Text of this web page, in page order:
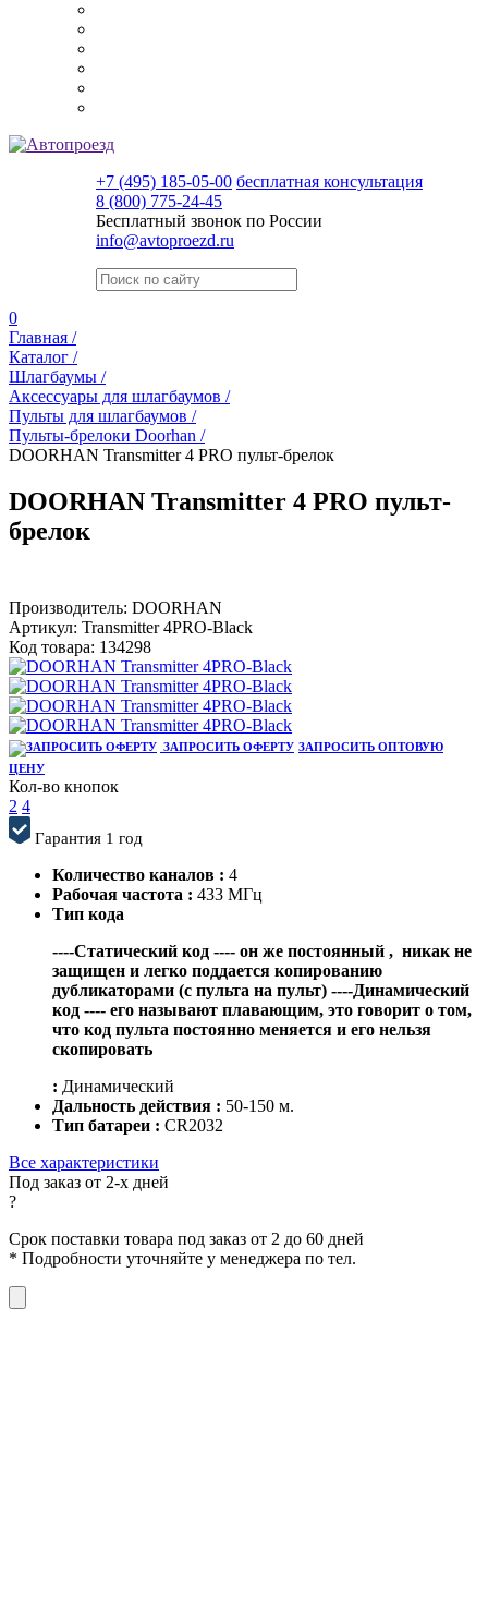
+7 (495) 185-05-00 бесплатная консультация
8 (800) 775-24-45
Бесплатный звонок по России
info@avtoproezd.ru
0
Главная /
Каталог /
Шлагбаумы /
Аксессуары для шлагбаумов /
Пульты для шлагбаумов /
Пульты-брелоки Doorhan /
DOORHAN Transmitter 4 PRO пульт-брелок
DOORHAN Transmitter 4 PRO пульт-
брелок
Производитель: DOORHAN
Артикул: Transmitter 4PRO-Black
Код товара: 134298
ЗАПРОСИТЬ ОФЕРТУ ЗАПРОСИТЬ ОПТОВУЮ
ЦЕНУ
Кол-во кнопок
2 4
Гарантия 1 год
Количество каналов : 4
Рабочая частота : 433 МГц
Тип кода
----Статический код ---- он же постоянный , никак не
защищен и легко поддается копированию
дубликаторами (с пульта на пульт) ----Динамический
код ---- его называют плавающим, это говорит о том,
что код пульта постоянно меняется и его нельзя
скопировать
: Динамический
Дальность действия : 50-150 м.
Тип батареи : CR2032
Все характеристики
Под заказ от 2-х дней
?
Срок поставки товара под заказ от 2 до 60 дней
* Подробности уточняйте у менеджера по тел.